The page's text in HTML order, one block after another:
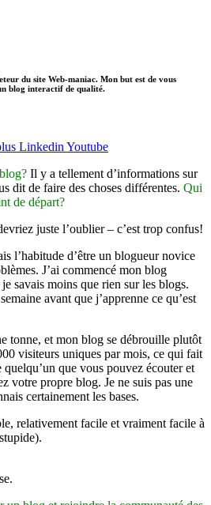
du site Web-maniac. Mon but est de vous
blog interactif de qualité.
Linkedin Youtube
Il y a tellement d’informations sur
dit de faire des choses différentes. Qui
de départ?
juste l’oublier – c’est trop confus!
l’habitude d’être un blogueur novice
J’ai commencé mon blog
savais moins que rien sur les blogs.
avant que j’apprenne ce qu’est
tonne, et mon blog se débrouille plutôt
visiteurs uniques par mois, ce qui fait
que vous pouvez écouter et
votre propre blog. Je ne suis pas une
certainement les bases.
relativement facile et vraiment facile à